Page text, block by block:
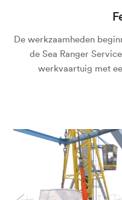
De werkzaamheden
de Sea Ranger
werkvaartuig met